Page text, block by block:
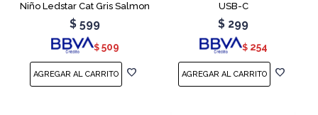
Niño Ledstar Cat Gris Salmon
$ 599
$ 509
USB-C
$ 299
$ 254